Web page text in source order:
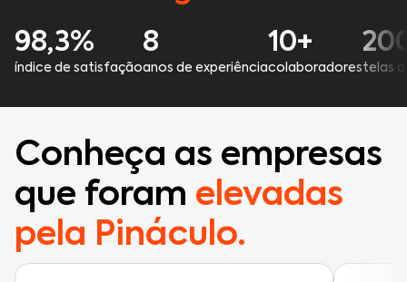
98,3%
índice de satisfação
8
anos de experiência
10+
colaboradorestelas
Conheça as empresas
que foram elevadas
pela Pináculo.